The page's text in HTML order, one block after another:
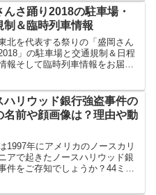
ャンネルで登録者数は18万人を
...
んさ踊り2018の駐車場・
制＆臨時列車情報
北を代表する祭りの「盛岡さん
」の駐車場と交通規制＆日程
報そして臨時列車情報をお届け
り」を披露するイベントとして始
た。今回が...
ハリウッド銀行強盗事件の
名前や顔画像は？理由や動
1997年にアメリカのノースカリ
アで起きたノースハリウッド銀
件をご存知でしょうか？44ミニ